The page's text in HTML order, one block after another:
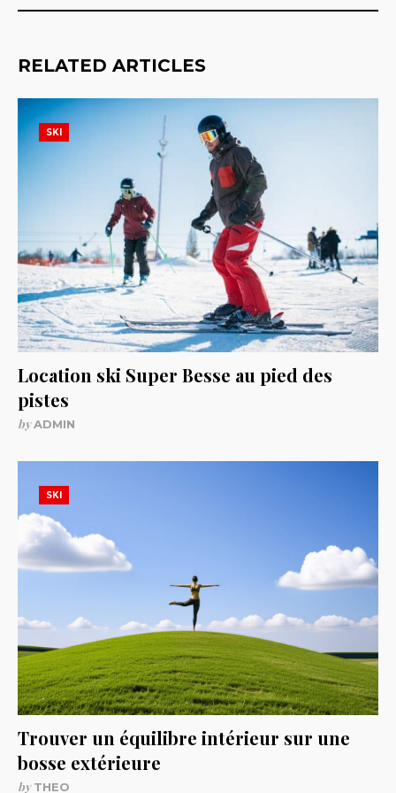
RELATED ARTICLES
SKI
Location ski Super Besse au pied des
pistes
byADMIN
SKI
Trouver un équilibre intérieur sur une
bosse extérieure
byTHEO